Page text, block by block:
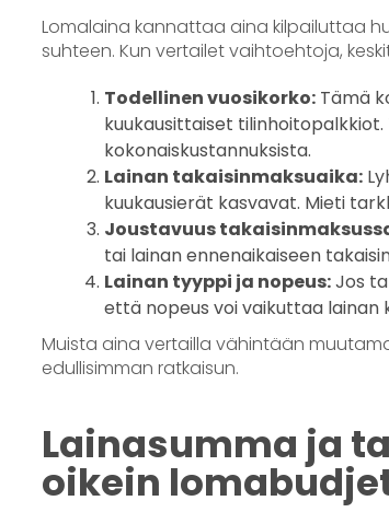
Lomalaina kannattaa aina kilpailuttaa
suhteen. Kun vertailet vaihtoehtoja,
Todellinen vuosikorko: Tämä
kuukausittaiset
kokonaiskustannuksista.
Lainan takaisinmaksuaika:
kuukausierät kasvavat. Mieti
Joustavuus
tai lainan ennenaikaiseen
Lainan tyyppi ja nopeus:Jos
että nopeus voi vaikuttaa lainan
Muista aina vertailla vähintään
edullisimman ratkaisun.
Lainasumma ja
oikein